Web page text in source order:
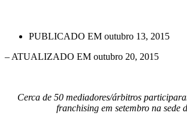
PUBLICADO EM outubro 13, 2015
– ATUALIZADO EM outubro 20, 2015
Cerca de 50 mediadores/árbitros
franchising em setembro na sede